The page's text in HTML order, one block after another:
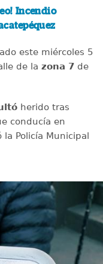
Incendio
este miércoles 5
de la zona 7de
herido tras
conducía en
Policía Municipal